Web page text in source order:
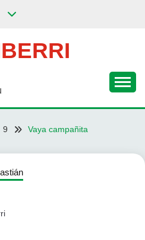
9 Vaya campañita